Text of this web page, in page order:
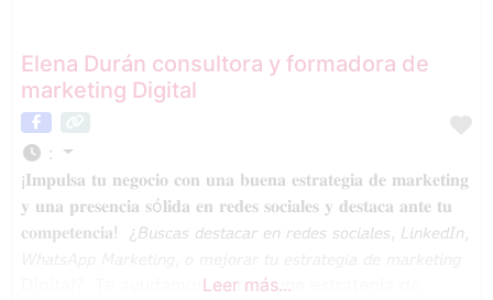
Elena Durán consultora y formadora de
marketing Digital
:
¡𝐈𝐦𝐩𝐮𝐥𝐬𝐚 𝐭𝐮 𝐧𝐞𝐠𝐨𝐜𝐢𝐨 𝐜𝐨𝐧 𝐮𝐧𝐚 𝐛𝐮𝐞𝐧𝐚 𝐞𝐬𝐭𝐫𝐚𝐭𝐞𝐠𝐢𝐚 𝐝𝐞 𝐦𝐚𝐫𝐤𝐞𝐭𝐢𝐧𝐠
𝐲 𝐮𝐧𝐚 𝐩𝐫𝐞𝐬𝐞𝐧𝐜𝐢𝐚 𝐬ó𝐥𝐢𝐝𝐚 𝐞𝐧 𝐫𝐞𝐝𝐞𝐬 𝐬𝐨𝐜𝐢𝐚𝐥𝐞𝐬 𝐲 𝐝𝐞𝐬𝐭𝐚𝐜𝐚 𝐚𝐧𝐭𝐞 𝐭𝐮
𝐜𝐨𝐦𝐩𝐞𝐭𝐞𝐧𝐜𝐢𝐚!⁣⁣⁣⁣ ⁣⁣⁣⁣ ¿𝘉𝘶𝘴𝘤𝘢𝘴 𝘥𝘦𝘴𝘵𝘢𝘤𝘢𝘳 𝘦𝘯 𝘳𝘦𝘥𝘦𝘴 𝘴𝘰𝘤𝘪𝘢𝘭𝘦𝘴, 𝘓𝘪𝘯𝘬𝘦𝘥𝘐𝘯,
Digital? ⁣ Te ayudamos a crear una estrategia de
Leer más...